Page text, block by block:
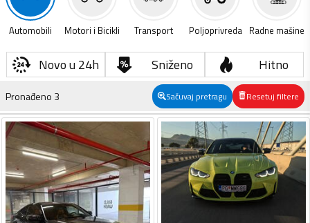
Automobili Motori i Bicikli Transport Poljoprivreda Radne mašine
Novo u 24h Sniženo Hitno
Pronađeno 3 Sačuvaj pretragu Resetuj filtere